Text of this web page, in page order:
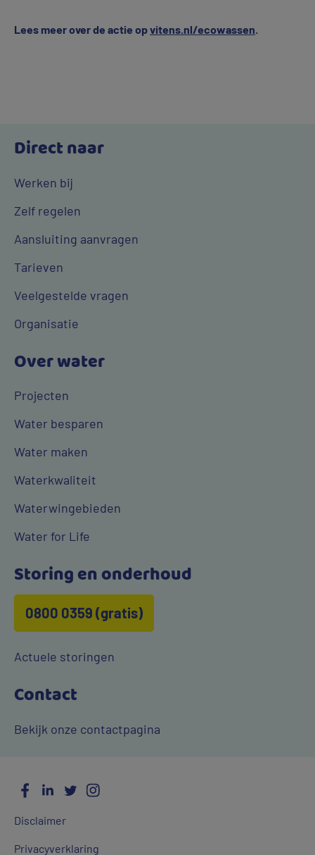
Lees meer over de actie opvitens.nl/ecowassen
Direct naar
Werken bij
Zelf regelen
Aansluiting aanvragen
Tarieven
Veelgestelde vragen
Organisatie
Over water
Projecten
Water besparen
Water maken
Waterkwaliteit
Waterwingebieden
Water for Life
Storing en onderhoud
0800 0359 (gratis)
Actuele storingen
Contact
Bekijk onze contactpagina
Algemene
Disclaimer
Privacyverklaring
Social
Media
Facebook
LinkedInTwitter